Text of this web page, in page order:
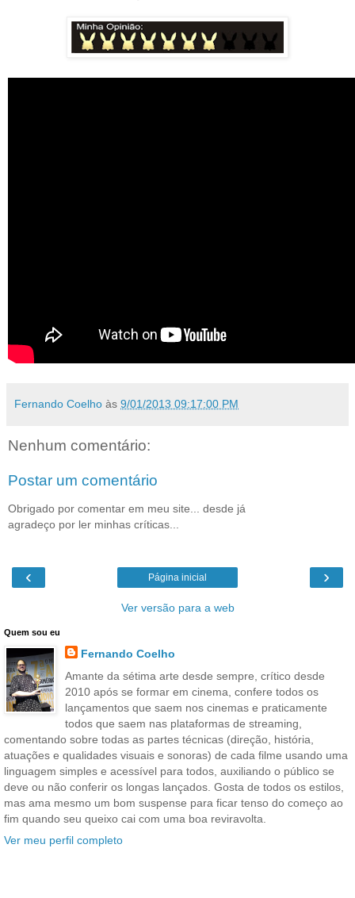
Fernando Coelho às 9/01/2013 09:17:00 PM
Nenhum comentário:
Postar um comentário
Obrigado por comentar em meu site... desde já
agradeço por ler minhas críticas...
‹ ›
Página inicial
Ver versão para a web
Quem sou eu
Fernando Coelho
Amante da sétima arte desde sempre, crítico desde
2010 após se formar em cinema, confere todos os
lançamentos que saem nos cinemas e praticamente
todos que saem nas plataformas de streaming,
comentando sobre todas as partes técnicas (direção, história,
atuações e qualidades visuais e sonoras) de cada filme usando uma
linguagem simples e acessível para todos, auxiliando o público se
deve ou não conferir os longas lançados. Gosta de todos os estilos,
mas ama mesmo um bom suspense para ficar tenso do começo ao
fim quando seu queixo cai com uma boa reviravolta.
Ver meu perfil completo